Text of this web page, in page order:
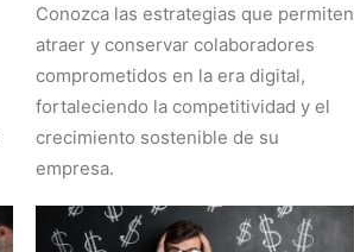
Conozca las estrategias que permiten
atraer y conservar colaboradores
comprometidos en la era digital,
fortaleciendo la competitividad y el
crecimiento sostenible de su
empresa.